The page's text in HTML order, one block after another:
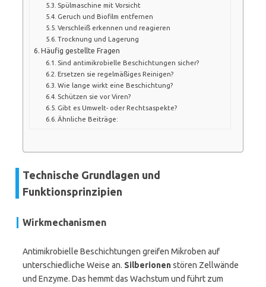
Spülmaschine mit Vorsicht
Geruch und Biofilm entfernen
Verschleiß erkennen und reagieren
Trocknung und Lagerung
Häufig gestellte Fragen
Sind antimikrobielle Beschichtungen sicher?
Ersetzen sie regelmäßiges Reinigen?
Wie lange wirkt eine Beschichtung?
Schützen sie vor Viren?
Gibt es Umwelt- oder Rechtsaspekte?
Ähnliche Beiträge:
Technische Grundlagen und
Funktionsprinzipien
Wirkmechanismen
Antimikrobielle Beschichtungen greifen Mikroben auf
unterschiedliche Weise an. Silberionenstören Zellwände
und Enzyme. Das hemmt das Wachstum und führt zum